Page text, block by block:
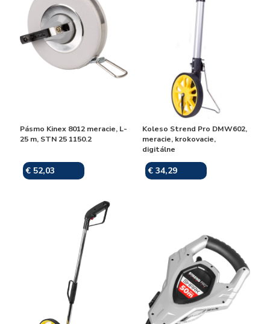
Pásmo Kinex 8012 meracie, L-
25 m, STN 25 1150.2
€ 52,03
Koleso Strend Pro DMW602,
meracie, krokovacie,
digitálne
€ 34,29